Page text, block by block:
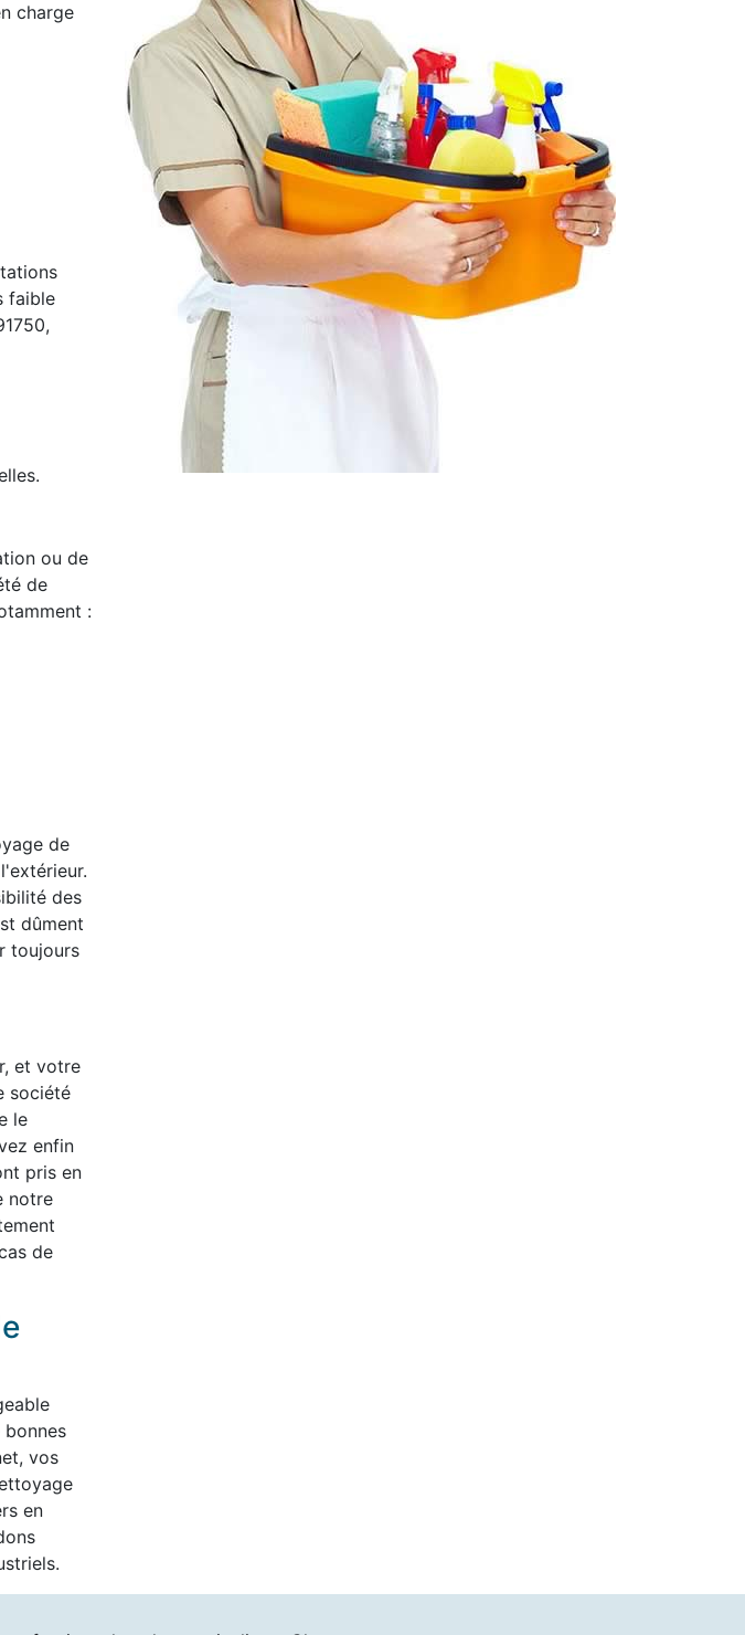
charge
faible
ou de
de
:
de
des
dûment
toujours
et votre
société
le
enfin
pris en
notre
de
vos
en